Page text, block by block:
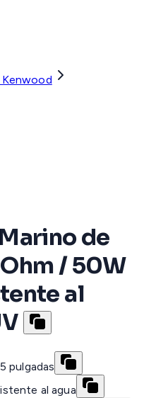
Kenwood
de
/ 50W
al
pulgadas
al agua